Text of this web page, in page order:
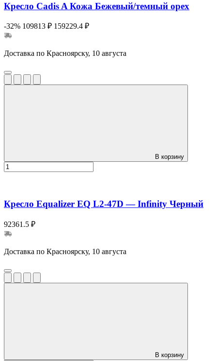
Кресло Cadis A Кожа Бежевый/темный орех
-32% 109813 ₽ 159229.4 ₽
Доставка по Красноярску, 10 августа
В корзину
Кресло Equalizer EQ L2-47D — Infinity Черный
92361.5 ₽
Доставка по Красноярску, 10 августа
В корзину